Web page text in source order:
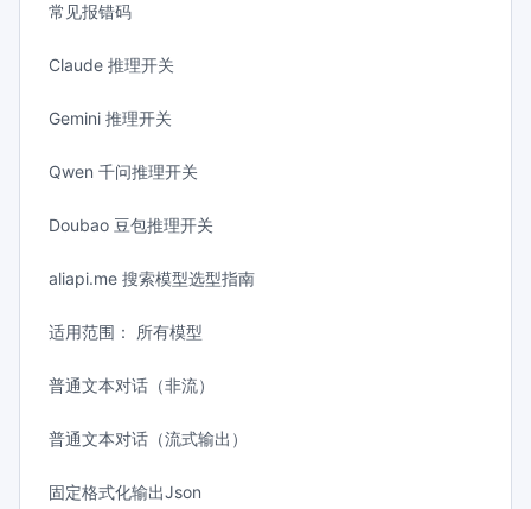
常见报错码
Claude 推理开关
Gemini 推理开关
Qwen 千问推理开关
Doubao 豆包推理开关
aliapi.me 搜索模型选型指南
适用范围： 所有模型
普通文本对话（非流）
普通文本对话（流式输出）
固定格式化输出Json